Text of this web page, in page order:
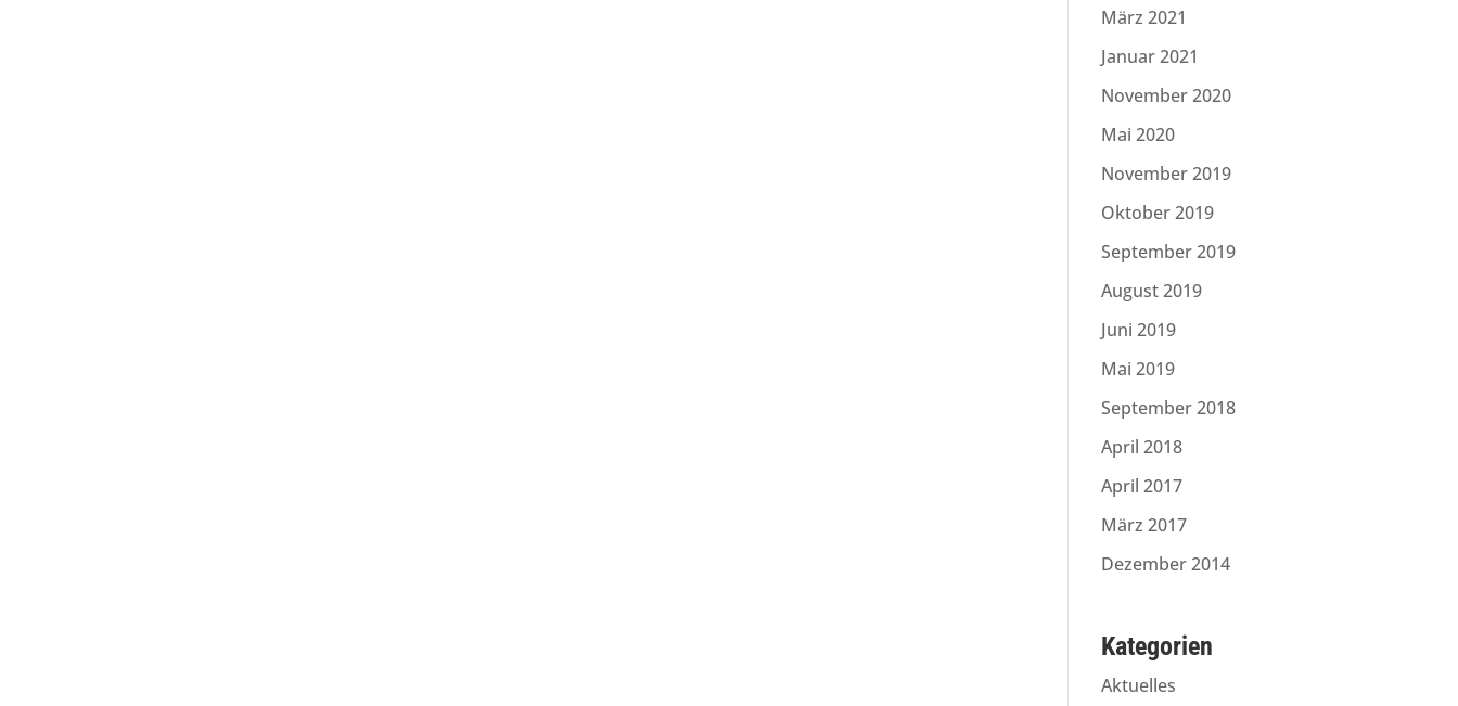
März 2021
Januar 2021
November 2020
Mai 2020
November 2019
Oktober 2019
September 2019
August 2019
Juni 2019
Mai 2019
September 2018
April 2018
April 2017
März 2017
Dezember 2014
Kategorien
Aktuelles